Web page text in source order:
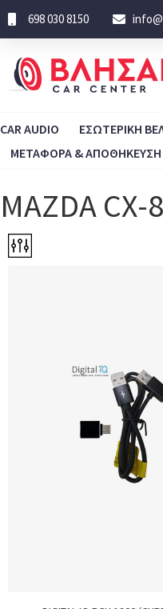
698 030 8150
CAR AUDIO ΕΣΩΤΕΡΙΚΗ
ΜΕΤΑΦΟΡΑ & ΑΠΟΘΗΚΕΥΣΗ
MAZDA